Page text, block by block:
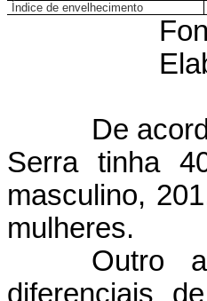
Índice de envelhecimento
De
Serra tinha
masculino,
mulheres.
Outro
diferenciais